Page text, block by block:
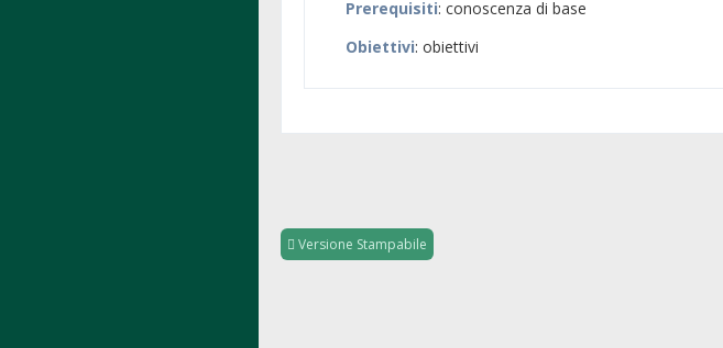
Prerequisiti: conoscenza di base
Obiettivi: obiettivi
Versione Stampabile